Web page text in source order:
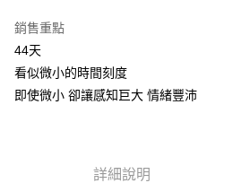
Apple Pay
悠遊付
銷售重點
44天
看似微小的時間刻度
即使微小 卻讓感知巨大 情緒豐沛
詳細說明